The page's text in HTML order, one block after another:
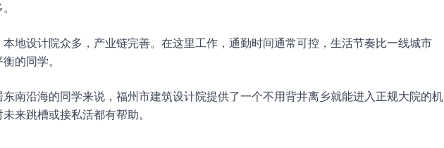
地设计院众多，产业链完善。在这里工作，通勤时间通常可控，生活节奏比一线城市
的同学。
南沿海的同学来说，福州市建筑设计院提供了一个不用背井离乡就能进入正规大院的机
来跳槽或接私活都有帮助。